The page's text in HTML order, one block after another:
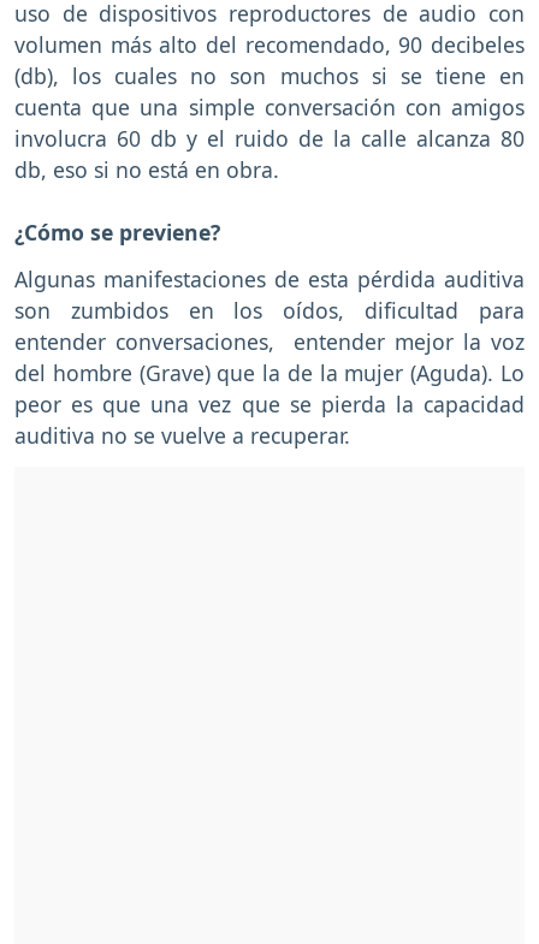
uso de dispositivos reproductores de audio con
volumen más alto del recomendado, 90 decibeles
(db), los cuales no son muchos si se tiene en
cuenta que una simple conversación con amigos
involucra 60 db y el ruido de la calle alcanza 80
db, eso si no está en obra.
¿Cómo se previene?
Algunas manifestaciones de esta pérdida auditiva
son zumbidos en los oídos, dificultad para
entender conversaciones, entender mejor la voz
del hombre (Grave) que la de la mujer (Aguda). Lo
peor es que una vez que se pierda la capacidad
auditiva no se vuelve a recuperar.